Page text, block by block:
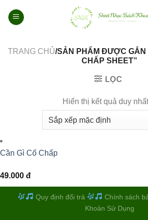
qua
TRANG CHỦ/SẢN PHẨM ĐƯỢC GẮN
CHẤP SHEET”
LỌC
Hiển thị kết quả duy nhất
Cần Gì Cố Chấp
49.000 đ
Quy định đổi trả Chính sách
Khoản Sử Dụng